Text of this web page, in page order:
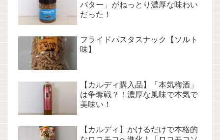
バター」がねっとり濃厚な味わい
だった！
フライドパスタスナック【ソルト
味】
【カルディ購入品】「本気梅酒」
は争奪戦？！濃厚な風味で本気で
美味い！
【カルディ】かけるだけで本格的